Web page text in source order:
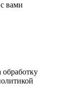
вами
обработку